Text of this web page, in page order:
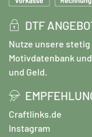
DTF
Nutze unsere
Motivdatenbank
und Geld.
Craftlinks.de
Instagram